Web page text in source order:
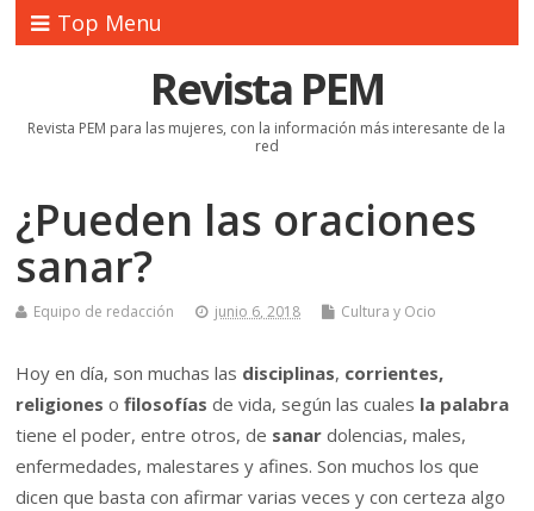
Top Menu
Revista PEM
Revista PEM para las mujeres, con la información más interesante de la
red
¿Pueden las oraciones
sanar?
Equipo de redacción junio 6, 2018 Cultura y Ocio
Hoy en día, son muchas las disciplinas, corrientes,
religiones ofilosofías de vida, según las cuales la palabra
tiene el poder, entre otros, de sanardolencias, males,
enfermedades, malestares y afines. Son muchos los que
dicen que basta con afirmar varias veces y con certeza algo